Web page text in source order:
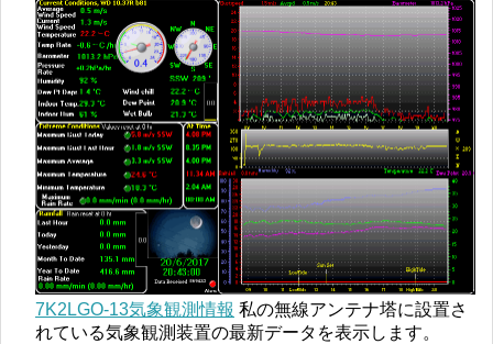
7K2LGO-13気象観測情報 私の無線アンテナ塔に設置さ
れている気象観測装置の最新データを表示します。